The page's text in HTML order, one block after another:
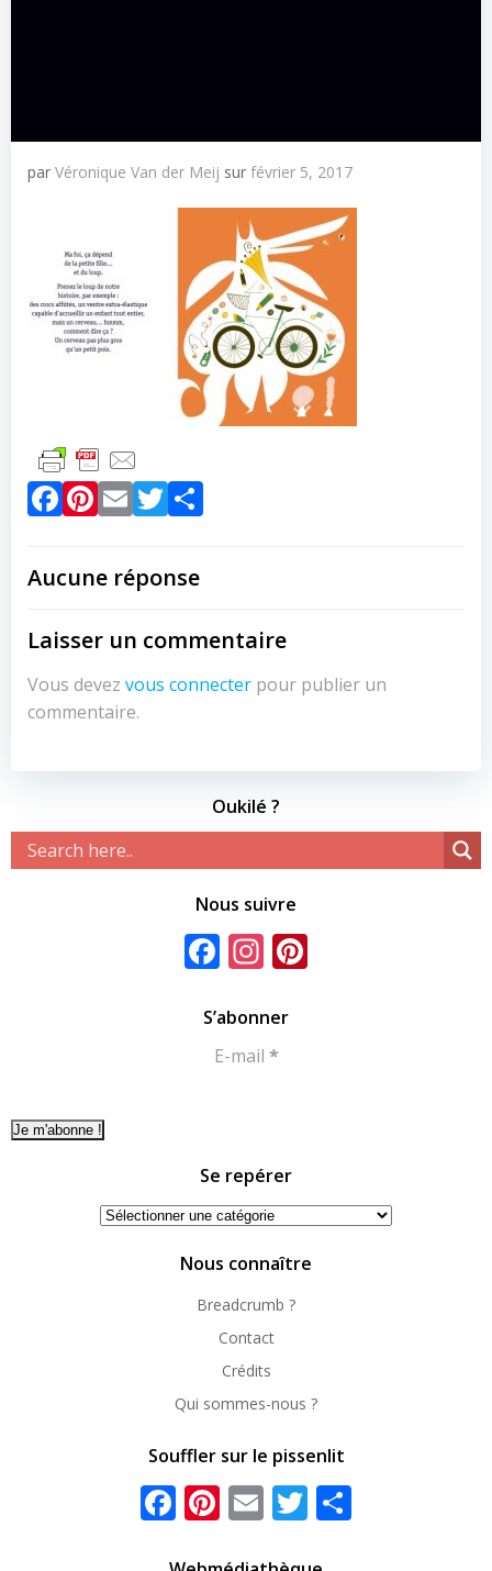
par Véronique Van der Meij sur février 5, 2017
Facebook
Pinterest
EmailTwitter
Aucune réponse
Laisser un commentaire
Vous devez vous connecter pour publier un
commentaire.
Oukilé ?
Nous suivre
Facebook
Instagram
S’abonner
E-mail *
Se repérer
Se
Nous connaître
Breadcrumb ?
Contact
Crédits
Qui sommes-nous ?
Souffler sur le pissenlit
Facebook
Pinterest
EmailTwitter